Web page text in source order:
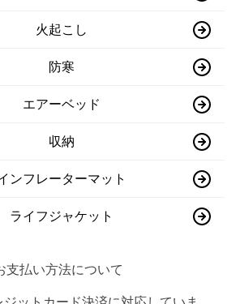
火起こし
防寒
エアーベッド
収納
ンフレーターマット
ライフジャケット
支払い方法について